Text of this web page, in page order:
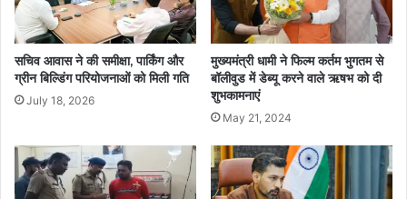
सचिव आवास ने की समीक्षा, पार्किंग और
ग्रीन बिल्डिंग परियोजनाओं को मिली गति
July 18, 2026
मुख्यमंत्री धामी ने फिल्म कर्तम भुगतम से
बॉलीवुड में डेब्यू करने वाले ऋषभ को दी
शुभकामनाएं
May 21, 2024